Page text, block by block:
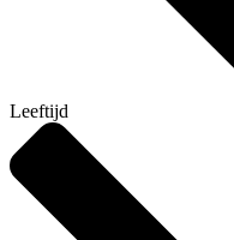
Leeftijd